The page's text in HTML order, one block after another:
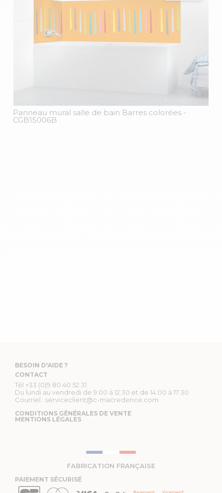
Panneau mural salle de bain Barres colorées -
CGB15006B
BESOIN D'AIDE ?
CONTACT
Tél +33 (0)9 80 40 52 31
Du lundi au vendredi de 9:00 à 12:30 et de 14:00 à 17:30
Courriel : serviceclient@c-macredence.com
CONDITIONS GÉNÉRALES DE VENTE
MENTIONS LÉGALES
FABRICATION FRANÇAISE
PAIEMENT SÉCURISÉ